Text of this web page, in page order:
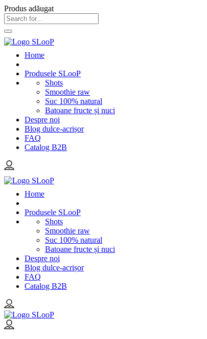
Produs adăugat
Home
Produsele SLooP
Shots
Smoothie raw
Suc 100% natural
Batoane fructe și nuci
Despre noi
Blog dulce-acrișor
FAQ
Catalog B2B
Home
Produsele SLooP
Shots
Smoothie raw
Suc 100% natural
Batoane fructe și nuci
Despre noi
Blog dulce-acrișor
FAQ
Catalog B2B